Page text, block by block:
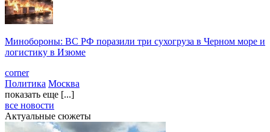
Минобороны: ВС РФ поразили три сухогруза в Черном море и
логистику в Изюме
corner
Политика Москва
показать еще [...]
все новости
Актуальные сюжеты